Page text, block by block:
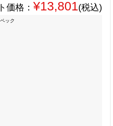
価格： ¥13,801 (税込)
ック